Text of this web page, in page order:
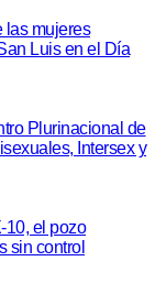
las mujeres
Luis en el Día
Plurinacional de
Intersex y
10, el pozo
sin control